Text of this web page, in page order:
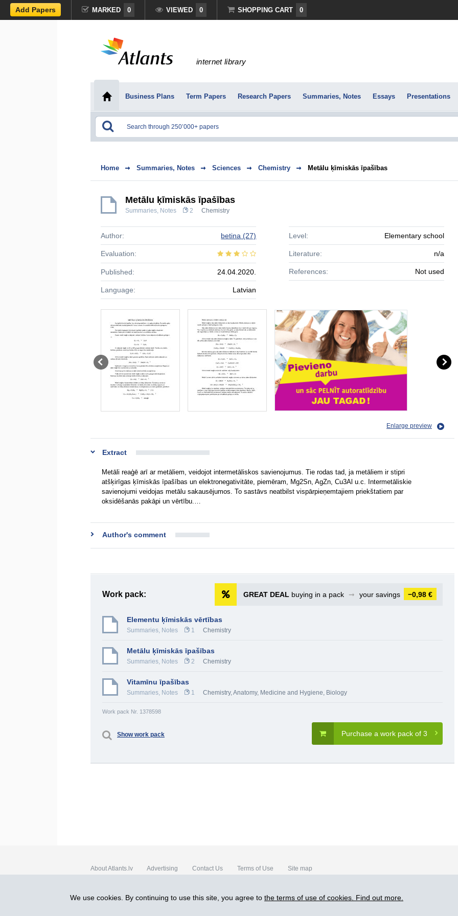
Add Papers MARKED 0 VIEWED 0 SHOPPING CART 0
internet library
Business Plans Term Papers Research Papers Summaries, Notes Essays Presentations
Home Summaries, Notes Sciences Chemistry Metālu ķīmiskās īpašības
Metālu ķīmiskās īpašības
Summaries, Notes 2 Chemistry
Author: betina (27)
Evaluation:
Published: 24.04.2020.
Language: Latvian
Level: Elementary school
Literature: n/a
References: Not used
Enlarge preview
Extract
Metāli reaģē arī ar metāliem, veidojot intermetāliskos savienojumus. Tie rodas tad, ja metāliem ir stipri
atšķirīgas ķīmiskās īpašības un elektronegativitāte, piemēram, Mg2Sn, AgZn, Cu3Al u.c. Intermetāliskie
savienojumi veidojas metālu sakausējumos. To sastāvs neatbilst vispārpieņemtajiem priekštatiem par
oksidēšanās pakāpi un vērtību.…
Author's comment
Work pack: GREAT DEAL buying in a pack ➞ your savings −0,98 €
Elementu ķīmiskās vērtības
Summaries, Notes 1 Chemistry
Metālu ķīmiskās īpašības
Summaries, Notes 2 Chemistry
Vitamīnu īpašības
Summaries, Notes 1 Chemistry,Anatomy, Medicine and Hygiene, Biology
Work pack Nr. 1378598
Purchase a work pack of 3
Show work pack
About Atlants.lv Advertising Contact Us Terms of Use Site map
SIA „CDI” © 2002 - 2026
We use cookies. By continuing to use this site, you agree to the terms of use of cookies. Find out more.